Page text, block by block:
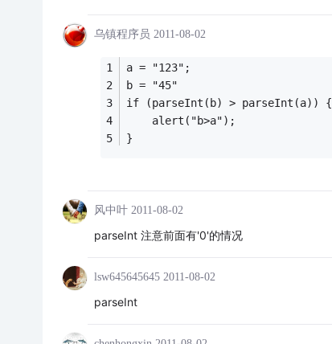
乌镇程序员 2011-08-02
a = "123";
b = "45"
if (parseInt(b) > parseInt(a)) {
    alert("b>a");
}
风中叶 2011-08-02
parseInt 注意前面有'0'的情况
lsw645645645 2011-08-02
parseInt